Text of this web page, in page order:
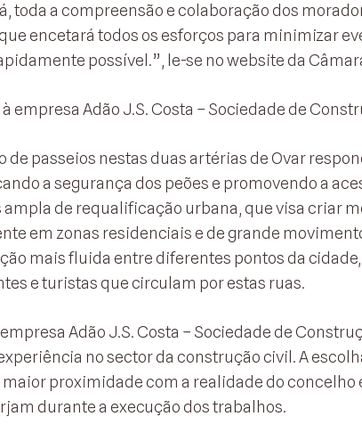
toda a compreensão e colaboração dos
encetará todos os esforços para minimizar
possível.”, le-se no website da
empresa Adão J.S. Costa – Sociedade de
de passeios nestas duas artérias de Ovar
a segurança dos peões e promovendo a
de requalificação urbana, que visa criar
em zonas residenciais e de grande
mais fluida entre diferentes pontos da
e turistas que circulam por estas ruas.
Adão J.S. Costa – Sociedade de
no sector da construção civil. A
proximidade com a realidade do concelho
durante a execução dos trabalhos.